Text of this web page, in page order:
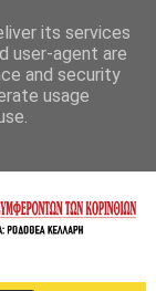
its services
user-agent are
and security
usage